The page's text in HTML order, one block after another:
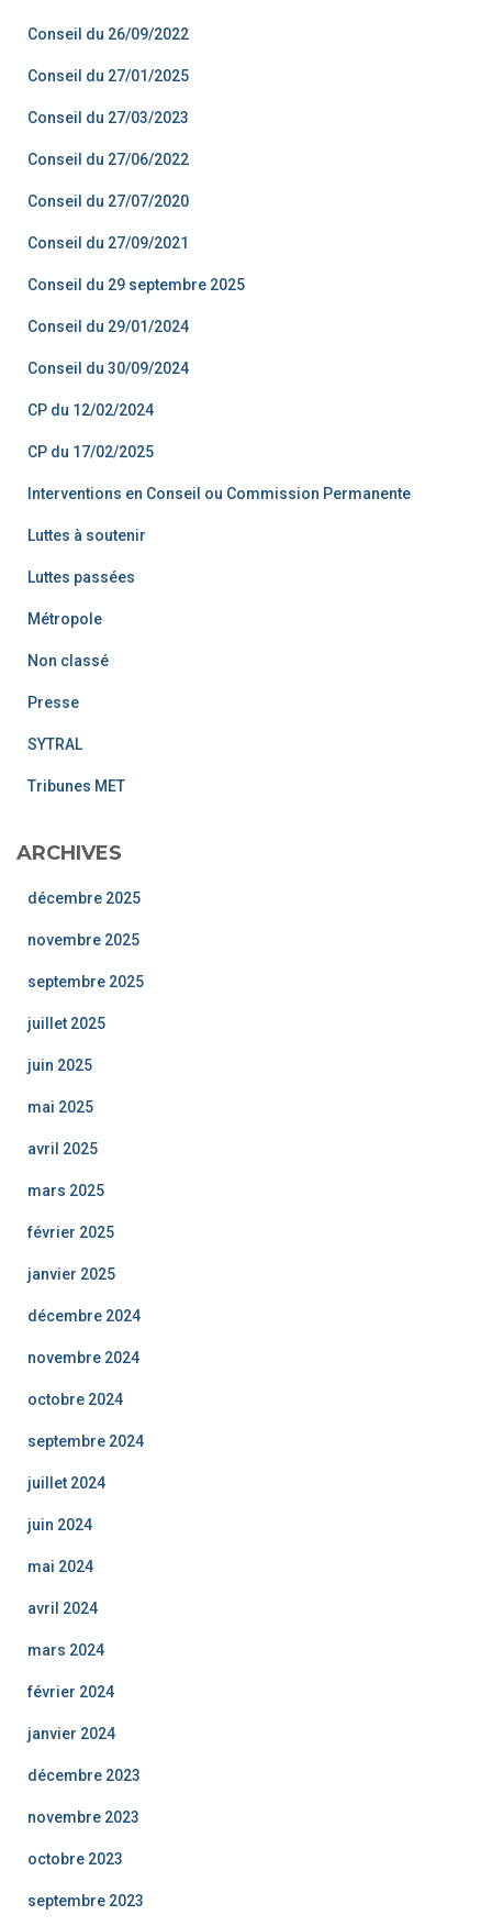
Conseil du 26/09/2022
Conseil du 27/01/2025
Conseil du 27/03/2023
Conseil du 27/06/2022
Conseil du 27/07/2020
Conseil du 27/09/2021
Conseil du 29 septembre 2025
Conseil du 29/01/2024
Conseil du 30/09/2024
CP du 12/02/2024
CP du 17/02/2025
Interventions en Conseil ou Commission Permanente
Luttes à soutenir
Luttes passées
Métropole
Non classé
Presse
SYTRAL
Tribunes MET
ARCHIVES
décembre 2025
novembre 2025
septembre 2025
juillet 2025
juin 2025
mai 2025
avril 2025
mars 2025
février 2025
janvier 2025
décembre 2024
novembre 2024
octobre 2024
septembre 2024
juillet 2024
juin 2024
mai 2024
avril 2024
mars 2024
février 2024
janvier 2024
décembre 2023
novembre 2023
octobre 2023
septembre 2023